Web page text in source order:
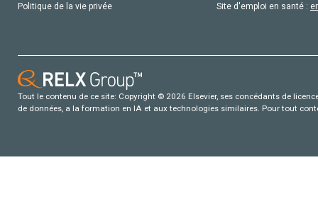
Politique de la vie privée
Site d'emploi en santé :
Tout le contenu de ce site: Copyright © 2026 Elsevier, ses concédants de
de données, a la formation en IA et aux technologies similaires. Pour tout